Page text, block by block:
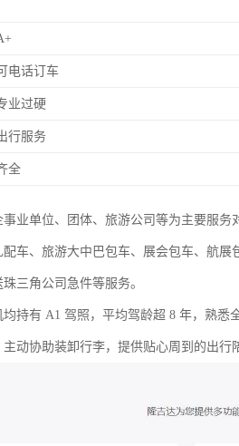
电话订车
业过硬
行服务
全
业单位、团体、旅游公司等为主要服
车、旅游大中巴包车、展会包车、航
三角公司急件等服务。
持有 A1 驾照，平均驾龄超 8 年，熟
动协助装卸行李，提供贴心周到的出行